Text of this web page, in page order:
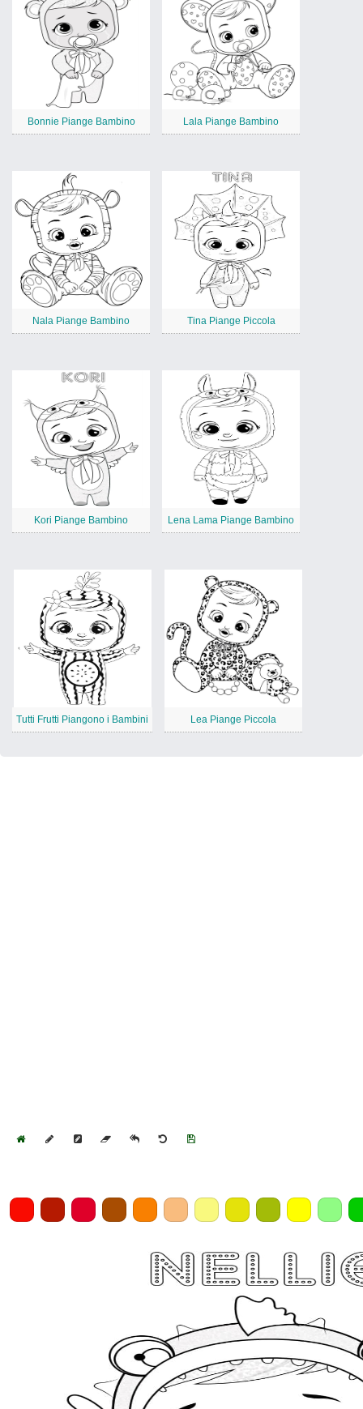
Bonnie Piange Bambino Lala Piange Bambino
Nala Piange Bambino Tina Piange Piccola
Kori Piange Bambino Lena Lama Piange Bambino
Tutti Frutti Piangono i Bambini Lea Piange Piccola